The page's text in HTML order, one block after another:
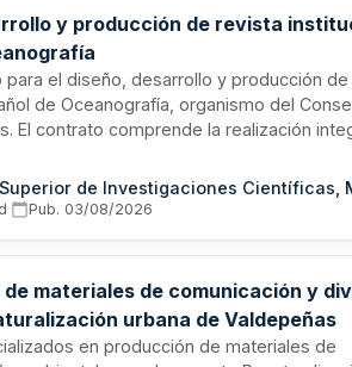
y producción de revista
el diseño, desarrollo y producción
de Oceanografía, organismo del
El contrato comprende la realización
La duración máxima del contrato es de
de Investigaciones Científicas,
· Pub. 03/08/2026
materiales de comunicación y
urbana de Valdepeñas
en producción de materiales de